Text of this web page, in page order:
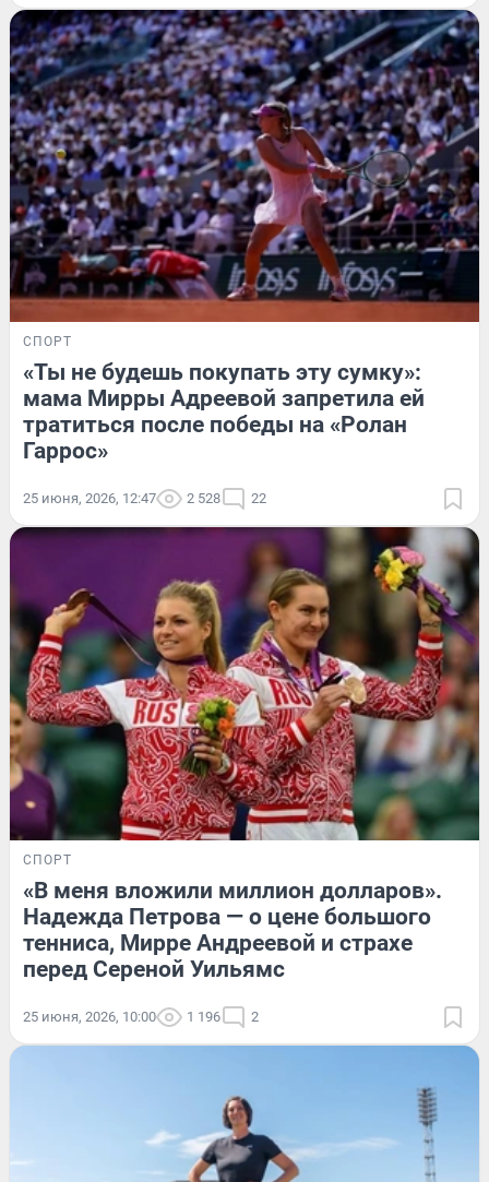
СПОРТ
«Ты не будешь покупать эту сумку»:
мама Мирры Адреевой запретила ей
тратиться после победы на «Ролан
Гаррос»
25 июня, 2026, 12:47 2 528 22
СПОРТ
«В меня вложили миллион долларов».
Надежда Петрова — о цене большого
тенниса, Мирре Андреевой и страхе
перед Сереной Уильямс
25 июня, 2026, 10:00 1 196 2